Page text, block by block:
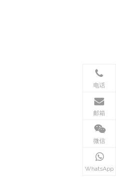
电话
邮箱
微信
WhatsApp